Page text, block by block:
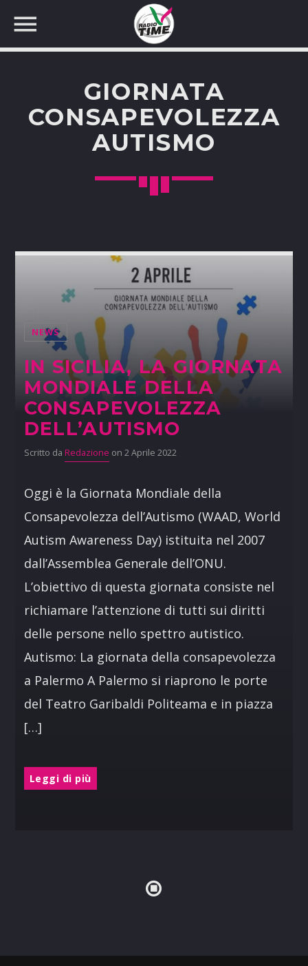
CERCA NEL SITO WEB:
GIORNATA
CONSAPEVOLEZZA
AUTISMO
NEWS
IN SICILIA, LA GIORNATA
MONDIALE DELLA
CONSAPEVOLEZZA
DELL’AUTISMO
Scritto da Redazione on 2 Aprile 2022
Oggi è la Giornata Mondiale della
Consapevolezza dell’Autismo (WAAD, World
Autism Awareness Day) istituita nel 2007
dall’Assemblea Generale dell’ONU.
L’obiettivo di questa giornata consiste nel
richiamare l’attenzione di tutti sui diritti
delle persone nello spettro autistico.
Autismo: La giornata della consapevolezza
a Palermo A Palermo si riaprono le porte
del Teatro Garibaldi Politeama e in piazza
[…]
Leggi di più